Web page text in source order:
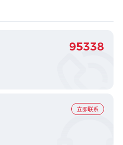
95338
立即联系